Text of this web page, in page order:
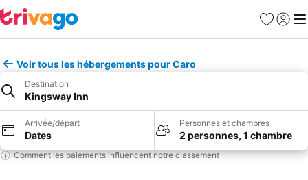
Favoris
Se
Voir tous les hébergements pour Caro
Destination
Kingsway Inn
Arrivée/départ
Dates
Personnes et chambres
2 personnes, 1 chambre
Comment les paiements influencent notre classement